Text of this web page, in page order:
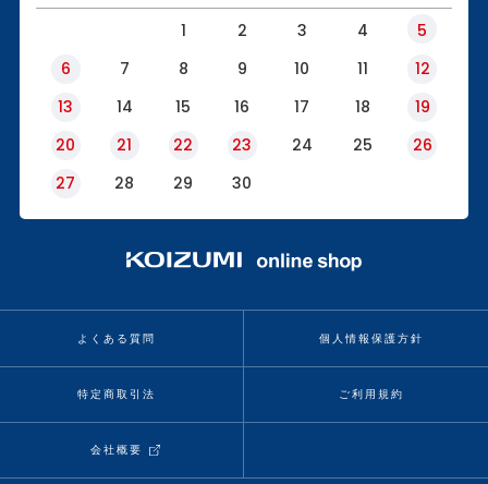
1 2 3 4
5
6
7 8 9 10 11
12
13
14 15 16 17 18
19
20
21 22 23 24 25
26
27
28 29 30
よくある質問 個人情報保護方針
特定商取引法 ご利用規約
会社概要